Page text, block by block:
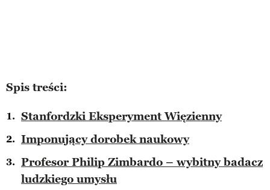
Spis treści:
Stanfordzki Eksperyment Więzienny
Imponujący dorobek naukowy
Profesor Philip Zimbardo – wybitny badacz
ludzkiego umysłu